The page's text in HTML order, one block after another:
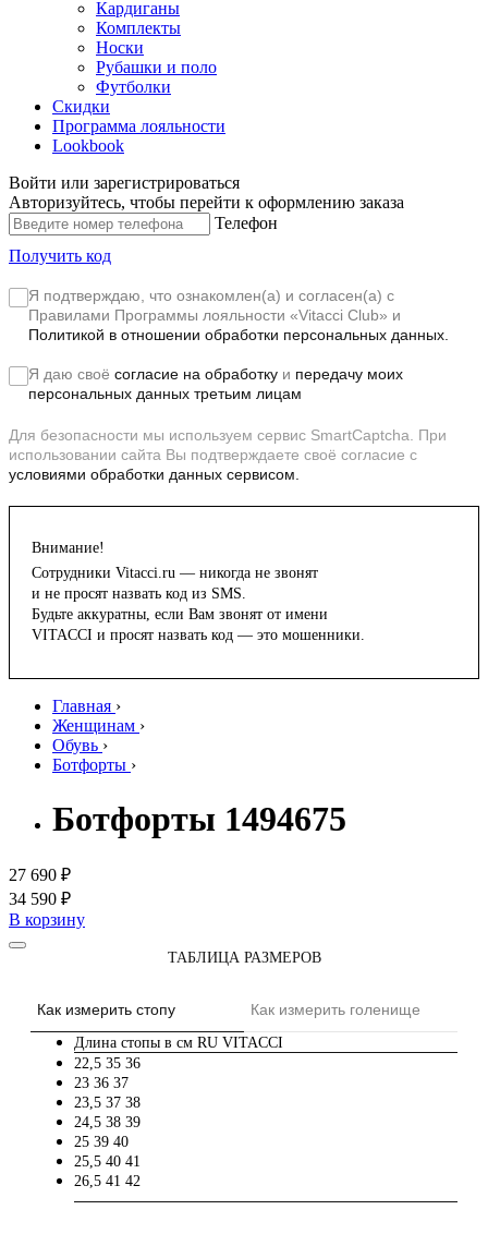
Кардиганы
Комплекты
Носки
Рубашки и поло
Футболки
Скидки
Программа лояльности
Lookbook
Войти или зарегистрироваться
Авторизуйтесь, чтобы перейти к оформлению заказа
Телефон
Получить код
Я подтверждаю, что ознакомлен(а) и согласен(а) с
Правилами Программы лояльности «Vitacci Club» и
Политикой в отношении обработки персональных данных.
Я даю своё согласие на обработку и передачу моих
персональных данных третьим лицам
Для безопасности мы используем сервис SmartCaptcha. При
использовании сайта Вы подтверждаете своё согласие с
условиями обработки данных сервисом.
Внимание!
Сотрудники Vitacci.ru — никогда не звонят
и не просят назвать код из SMS.
Будьте аккуратны, если Вам звонят от имени
VITACCI и просят назвать код — это мошенники.
Главная ›
Женщинам ›
Обувь ›
Ботфорты ›
Ботфорты 1494675
27 690 ₽
34 590 ₽
В корзину
ТАБЛИЦА РАЗМЕРОВ
Как измерить стопу Как измерить голенище
Длина стопы в см RU VITACCI
22,5 35 36
23 36 37
23,5 37 38
24,5 38 39
25 39 40
25,5 40 41
26,5 41 42